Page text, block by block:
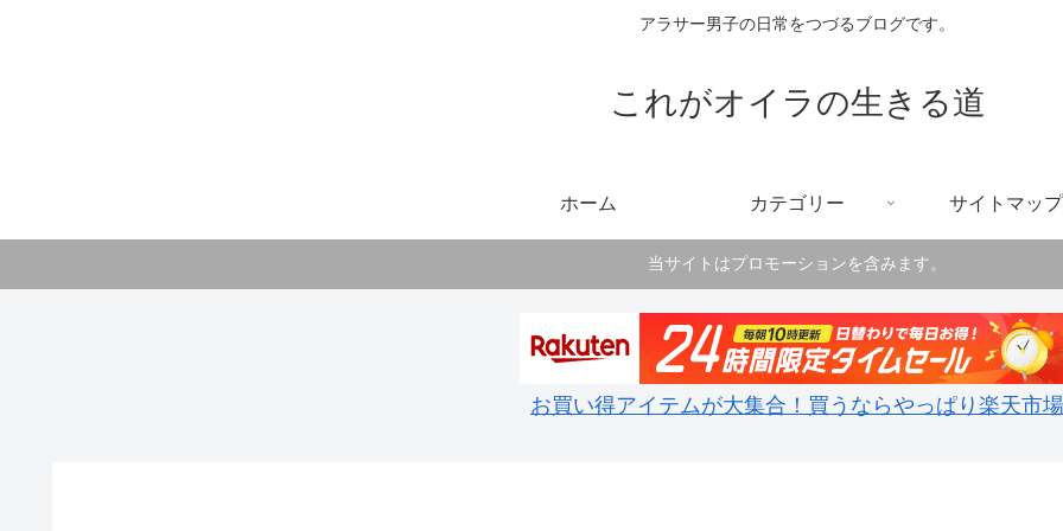
アラサー男子の日常をつづるブログです。
これがオイラの生きる道
ホーム カテゴリー サイトマップ
当サイトはプロモーションを含みます。
お買い得アイテムが大集合！買うならやっぱり楽天市場